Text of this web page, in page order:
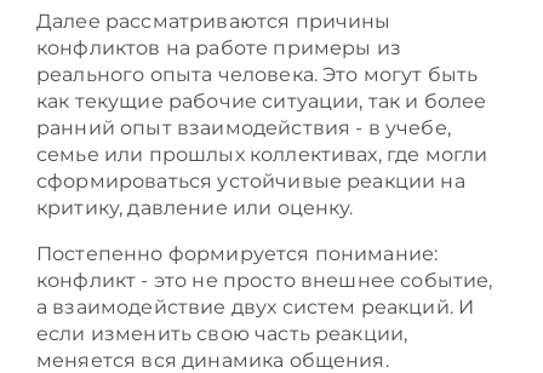
Далее рассматриваются причины
конфликтов на работе примеры из
реального опыта человека. Это могут быть
как текущие рабочие ситуации, так и более
ранний опыт взаимодействия - в учебе,
семье или прошлых коллективах, где могли
сформироваться устойчивые реакции на
критику, давление или оценку.
Постепенно формируется понимание:
конфликт - это не просто внешнее событие,
а взаимодействие двух систем реакций. И
если изменить свою часть реакции,
меняется вся динамика общения.